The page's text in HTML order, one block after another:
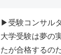
▶受験コンサル
大学受験は夢の
たが合格するの